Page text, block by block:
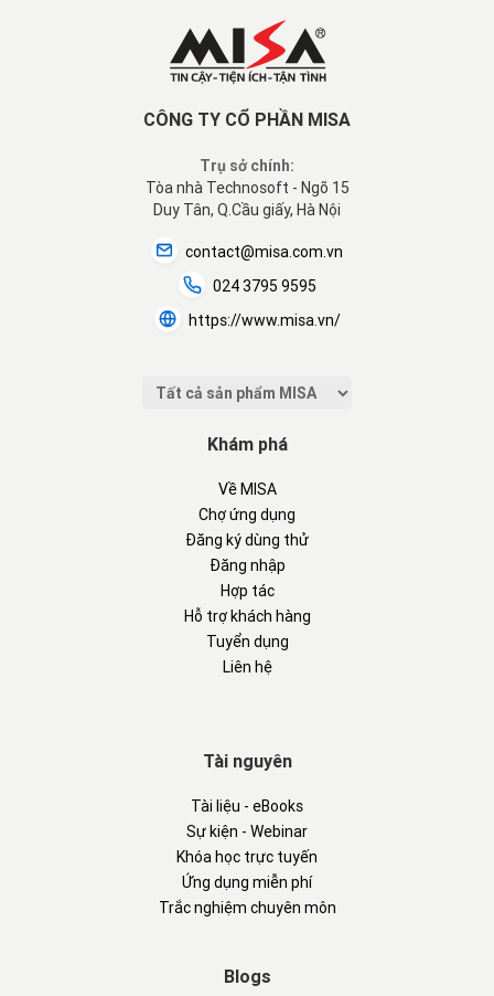
CÔNG TY CỔ PHẦN MISA
Trụ sở chính:
Tòa nhà Technosoft - Ngõ 15
Duy Tân, Q.Cầu giấy, Hà Nội
contact@misa.com.vn
024 3795 9595
https://www.misa.vn/
Khám phá
Về MISA
Chợ ứng dụng
Đăng ký dùng thử
Đăng nhập
Hợp tác
Hỗ trợ khách hàng
Tuyển dụng
Liên hệ
Tài nguyên
Tài liệu - eBooks
Sự kiện - Webinar
Khóa học trực tuyến
Ứng dụng miễn phí
Trắc nghiệm chuyên môn
Blogs